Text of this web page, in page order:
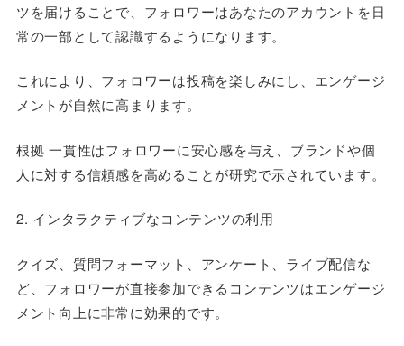
ツを届けることで、フォロワーはあなたのアカウントを日
常の一部として認識するようになります。
これにより、フォロワーは投稿を楽しみにし、エンゲージ
メントが自然に高まります。
根拠 一貫性はフォロワーに安心感を与え、ブランドや個
人に対する信頼感を高めることが研究で示されています。
2. インタラクティブなコンテンツの利用
クイズ、質問フォーマット、アンケート、ライブ配信な
ど、フォロワーが直接参加できるコンテンツはエンゲージ
メント向上に非常に効果的です。